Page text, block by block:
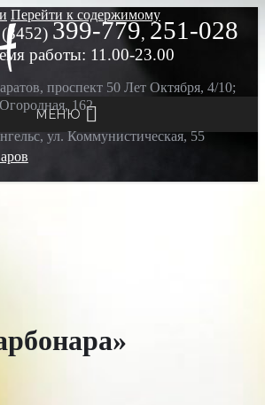
Перейти к содержимому
МЕНЮ
399-779, 251-028
работы: 11.00-23.00
проспект 50 Лет Октября, 4/10;
162
ул. Коммунистическая, 55